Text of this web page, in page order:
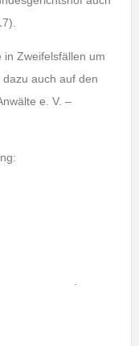
in Zweifelsfällen um
auch auf den
e. V. –
.